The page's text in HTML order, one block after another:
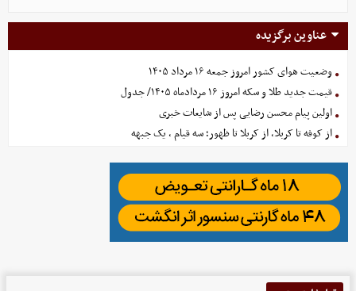
عناوین برگزیده
وضعیت هوای کشور امروز جمعه ۱۶ مرداد ۱۴۰۵
قیمت جدید طلا و سکه امروز ۱۶ مردادماه ۱۴۰۵/ جدول
اولین پیام محسن رضایی پس از شایعات خبری
از کوفه تا کربلا، از کربلا تا ظهور؛ سه قیام ، یک جبهه